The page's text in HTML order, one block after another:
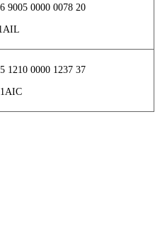
9005 0000 0078 20
1210 0000 1237 37